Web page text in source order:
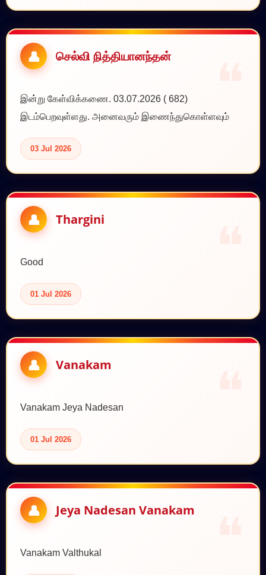
செல்வி நித்தியானந்தன்
இன்று கேள்விக்கணை. 03.07.2026 ( 682)
இடம்பெறவுள்ளது. அனைவரும் இணைந்துகொள்ளவும்
03 Jul 2026
Thargini
Good
01 Jul 2026
Vanakam
Vanakam Jeya Nadesan
01 Jul 2026
Jeya Nadesan Vanakam
Vanakam Valthukal